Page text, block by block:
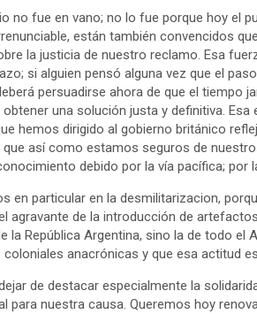
no fue en vano; no lo fue porque hoy el
están también convencidos
la justicia de nuestro reclamo. Esa
si alguien pensó alguna vez que el
persuadirse ahora de que el tiempo
una solución justa y definitiva.
hemos dirigido al gobierno británico
así como estamos seguros de
debido por la vía pacífica; por
en particular en la desmilitarizacion,
agravante de la introducción de
la República Argentina, sino la de todo
anacrónicas y que esa actitud
de destacar especialmente la
para nuestra causa. Queremos hoy